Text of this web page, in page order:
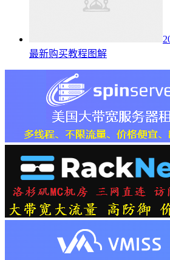
最新购买教程图解